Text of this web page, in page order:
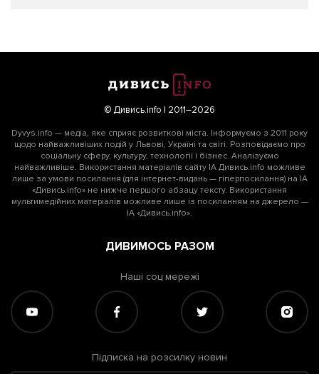
© Дивись.info | 2011–2026
Dyvys.info — медіа, яке сприяє розвиткові міста. Інформуємо з 2011 року
щодо найважливіших подій у Львові, Україні та світі. Розповідаємо про
соціальну сферу, культуру, технології і бізнес. Аналізуємо
найважливіше. Використання матеріалів сайту ІА Дивись.info можливе
лише за умови посилання (для інтернет-видань — гіперпосилання) на ІА
«Дивись.info» не нижче першого абзацу тексту. Використання
мультимедійних матеріалів можливе лише із посиланням на джерело —
ІА «Дивись.info».
ДИВИМОСЬ РАЗОМ
Наші соц мережі
Підписка на розсилку новин